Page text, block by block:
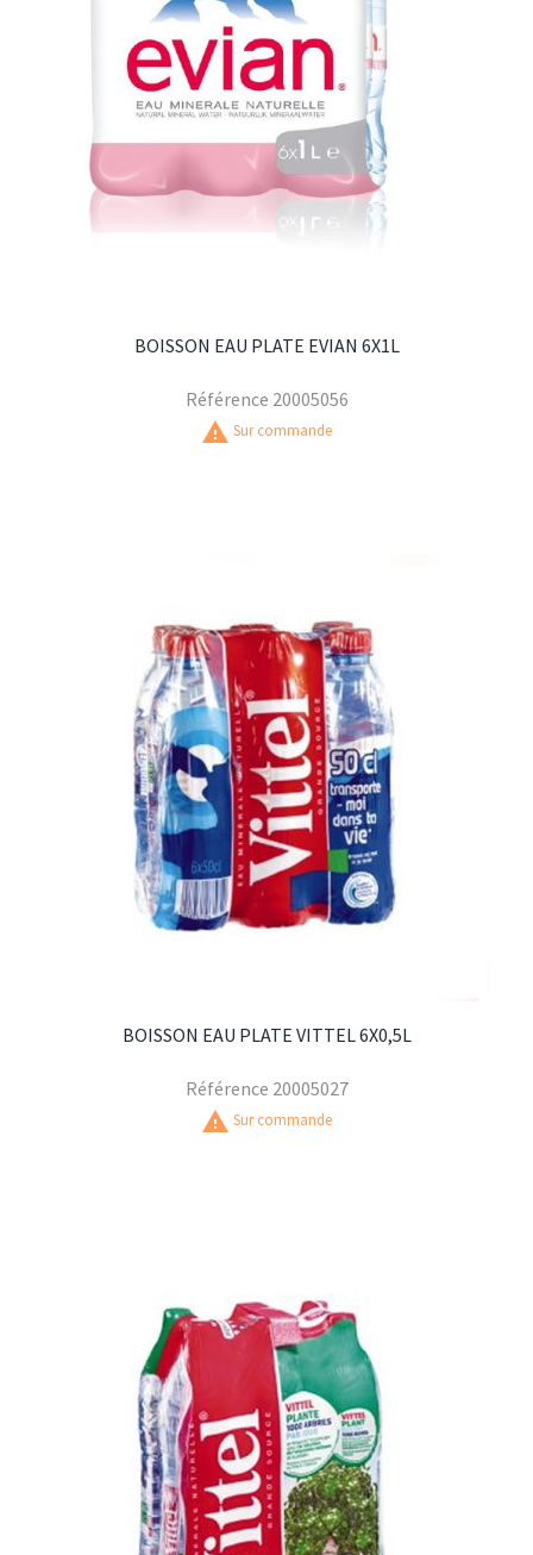
BOISSON EAU PLATE EVIAN 6X1L
Référence 20005056
warning Sur commande
BOISSON EAU PLATE VITTEL 6X0,5L
Référence 20005027
warning Sur commande